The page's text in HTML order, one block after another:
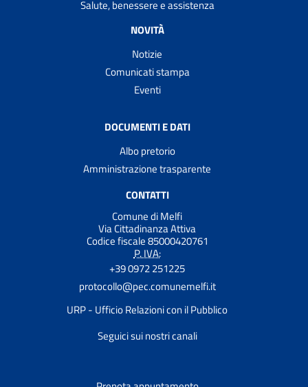
Salute, benessere e assistenza
NOVITÀ
Notizie
Comunicati stampa
Eventi
DOCUMENTI E DATI
Albo pretorio
Amministrazione trasparente
CONTATTI
Comune di Melfi
Via Cittadinanza Attiva
Codice fiscale 85000420761
P. IVA:
+39 0972 251225
protocollo@pec.comunemelfi.it
URP - Ufficio Relazioni con il Pubblico
Seguici sui nostri canali